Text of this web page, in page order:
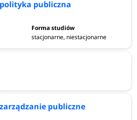
publiczna
stacjonarne, niestacjonarne
publiczne